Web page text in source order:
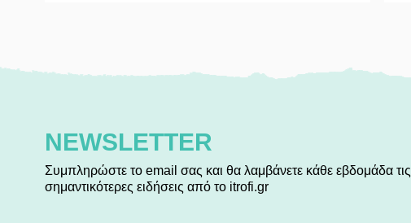
NEWSLETTER
Συμπληρώστε το email σας και θα λαμβάνετε κάθε εβδομάδα τις
σημαντικότερες ειδήσεις από το itrofi.gr